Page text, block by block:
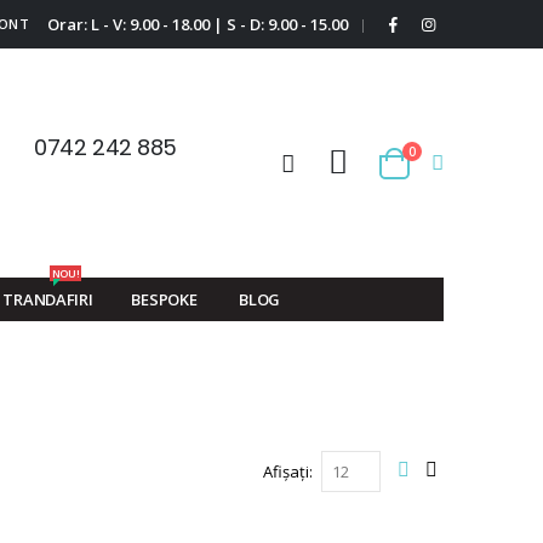
Orar: L - V: 9.00 - 18.00 | S - D: 9.00 - 15.00 |
0742 242 885
Cart
0
TRANDAFIRI
NOU!
BESPOKE BLOG
Afișați